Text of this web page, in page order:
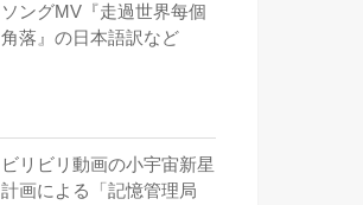
ソングMV『走過世界每個
角落』の日本語訳など
ビリビリ動画の小宇宙新星
計画による「記憶管理局